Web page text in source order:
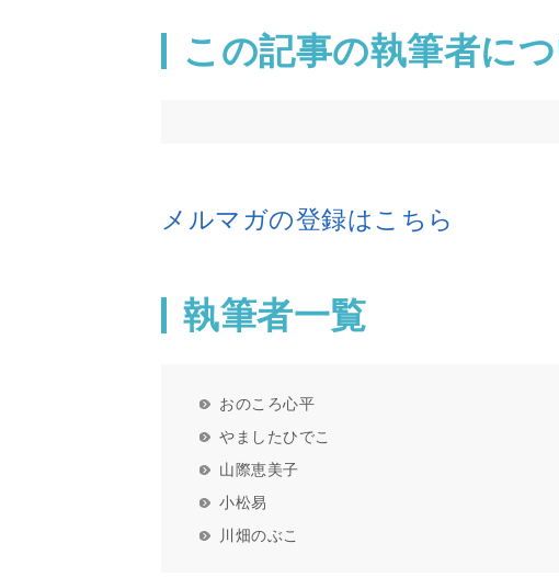
この記事の執筆者に
メルマガの登録はこちら
執筆者一覧
おのころ心平
やましたひでこ
山際恵美子
小松易
川畑のぶこ